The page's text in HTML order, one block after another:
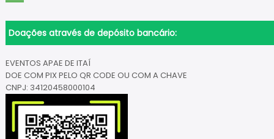
Doações através de depósito bancário:
EVENTOS APAE DE ITAÍ
DOE COM PIX PELO QR CODE OU COM A CHAVE
CNPJ: 34120458000104